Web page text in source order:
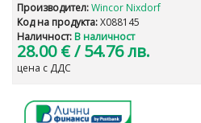
Производител:Wincor Nixdorf
Код на продукта:X088145
Наличност: В наличност
28.00 €/ 54.76 лв.
цена с ДДС